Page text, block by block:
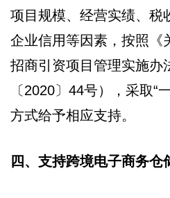
项目规模、经营实绩、税
企业信用等因素，按照《
招商引资项目管理实施办
〔2020〕44号），采取“
方式给予相应支持。
四、支持跨境电子商务仓